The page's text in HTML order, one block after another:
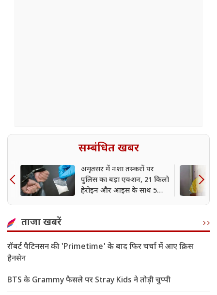
सम्बंधित खबर
अमृतसर में नशा तस्करों पर
पुलिस का बड़ा एक्शन, 21 किलो
हेरोइन और आइस के साथ 5
ताजा खबरें
रॉबर्ट पैटिनसन की 'Primetime' के बाद फिर चर्चा में आए क्रिस
हैनसेन
BTS के Grammy फैसले पर Stray Kids ने तोड़ी चुप्पी